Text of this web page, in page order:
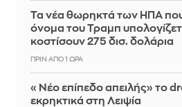
Τα νέα θωρηκτά των ΗΠΑ
όνομα του Τραμπ
κοστίσουν 275 δισ. δολάρια
ΠΡΙΝ ΑΠΌ 1 ΏΡΑ
«Νέο επίπεδο απειλής» το
εκρηκτικά στη Λειψία